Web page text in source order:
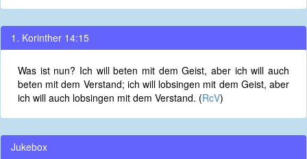
1. Korinther 14:15
Was ist nun? Ich will beten mit dem Geist, aber ich will auch
beten mit dem Verstand; ich will lobsingen mit dem Geist, aber
ich will auch lobsingen mit dem Verstand. (RcV)
Jukebox